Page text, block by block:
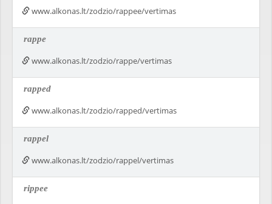
www.alkonas.lt/zodzio/rappee/vertimas
rappe
www.alkonas.lt/zodzio/rappe/vertimas
rapped
www.alkonas.lt/zodzio/rapped/vertimas
rappel
www.alkonas.lt/zodzio/rappel/vertimas
rippee